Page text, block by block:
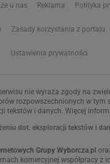
u nas Reklama Polityka
Zasady korzystania z portalu
Ustawienia prywatności
nie wyraża zgody na
rozpowszechnionych w tym
tekstów i danych. Więcej
dot. eksploracji tekstów i
Grupy Wyborcza.pl
komercyjnej współpracy z